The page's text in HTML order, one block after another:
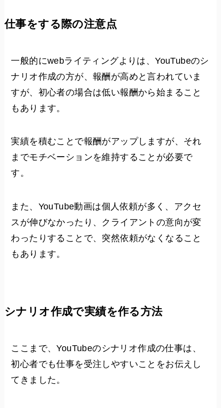
仕事をする際の注意点
一般的にwebライティングよりは、YouTubeのシ
ナリオ作成の方が、報酬が高めと言われていま
すが、初心者の場合は低い報酬から始まること
もあります。
実績を積むことで報酬がアップしますが、それ
までモチベーションを維持することが必要で
す。
また、YouTube動画は個人依頼が多く、アクセ
スが伸びなかったり、クライアントの意向が変
わったりすることで、突然依頼がなくなること
もあります。
シナリオ作成で実績を作る方法
ここまで、YouTubeのシナリオ作成の仕事は、
初心者でも仕事を受注しやすいことをお伝えし
てきました。